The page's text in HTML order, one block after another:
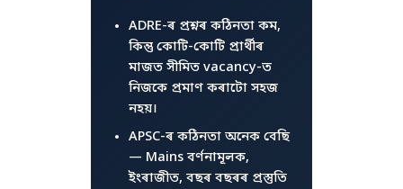
ADRE-ৰ প্ৰশ্নৰ কঠিনতা কম,
কিন্তু কোটি-কোটি প্ৰাৰ্থীৰ
মাজত সীমিত vacancy-ত
নিজকে প্ৰমাণ কৰাটো সহজ
নহয়।
APSC-ৰ কঠিনতা অনেক বেছি
— Mains বৰ্ণনামূলক,
ইংৰাজীত, বছৰ বছৰৰ প্ৰস্তুতি